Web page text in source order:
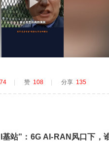
74 赞 108 分享 135
站”：6G AI-RAN风口下，